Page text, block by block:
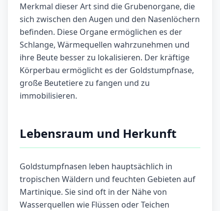
Merkmal dieser Art sind die Grubenorgane, die
sich zwischen den Augen und den Nasenlöchern
befinden. Diese Organe ermöglichen es der
Schlange, Wärmequellen wahrzunehmen und
ihre Beute besser zu lokalisieren. Der kräftige
Körperbau ermöglicht es der Goldstumpfnase,
große Beutetiere zu fangen und zu
immobilisieren.
Lebensraum und Herkunft
Goldstumpfnasen leben hauptsächlich in
tropischen Wäldern und feuchten Gebieten auf
Martinique. Sie sind oft in der Nähe von
Wasserquellen wie Flüssen oder Teichen